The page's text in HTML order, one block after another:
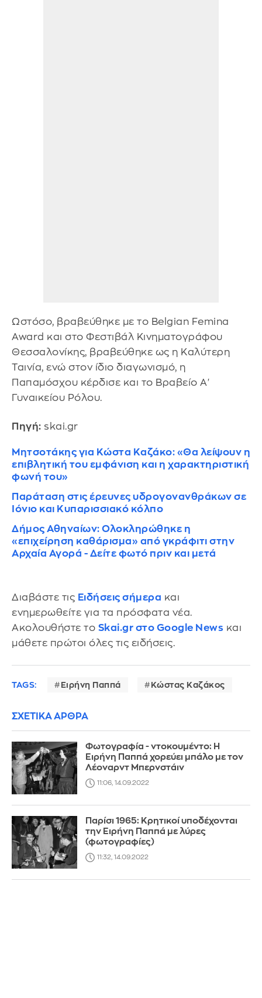
Ωστόσο, βραβεύθηκε με το Belgian Femina
Award και στο Φεστιβάλ Κινηματογράφου
Θεσσαλονίκης, βραβεύθηκε ως η Καλύτερη
Ταινία, ενώ στον ίδιο διαγωνισμό, η
Παπαμόσχου κέρδισε και το Βραβείο Α'
Γυναικείου Ρόλου.
Πηγή: skai.gr
Μητσοτάκης για Κώστα Καζάκο: «Θα λείψουν η
επιβλητική του εμφάνιση και η χαρακτηριστική
φωνή του»
Παράταση στις έρευνες υδρογονανθράκων σε
Ιόνιο και Κυπαρισσιακό κόλπο
Δήμος Αθηναίων: Ολοκληρώθηκε η
«επιχείρηση καθάρισμα» από γκράφιτι στην
Αρχαία Αγορά - Δείτε φωτό πριν και μετά
Διαβάστε τις Ειδήσεις σήμερα και
ενημερωθείτε για τα πρόσφατα νέα.
Ακολουθήστε το Skai.gr στο Google News και
μάθετε πρώτοι όλες τις ειδήσεις.
TAGS: Ειρήνη Παππά Κώστας Καζάκος
ΣΧΕΤΙΚΑ ΑΡΘΡΑ
Φωτογραφία - ντοκουμέντο: Η
Ειρήνη Παππά χορεύει μπάλο με τον
Λέοναρντ Μπερνστάιν
11:06, 14.09.2022
Παρίσι 1965: Κρητικοί υποδέχονται
την Ειρήνη Παππά με λύρες
(φωτογραφίες)
11:32, 14.09.2022